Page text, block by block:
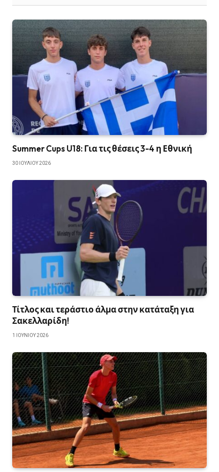
Summer Cups U18: Για τις θέσεις 3-4 η Εθνική
30 ΙΟΥΛΊΟΥ 2026
Τίτλος και τεράστιο άλμα στην κατάταξη για
Σακελλαρίδη!
1 ΙΟΥΝΊΟΥ 2026